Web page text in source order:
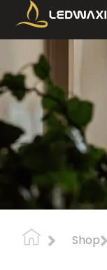
Shop